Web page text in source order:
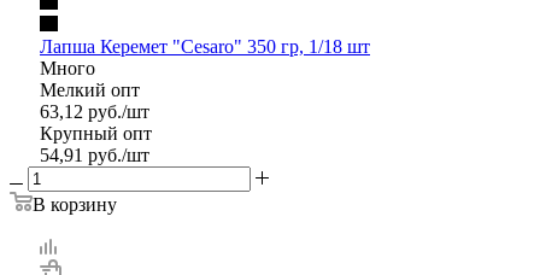
Лапша Керемет "Cesaro" 350 гр, 1/18 шт
Много
Мелкий опт
63,12 руб./шт
Крупный опт
54,91 руб./шт
В корзину